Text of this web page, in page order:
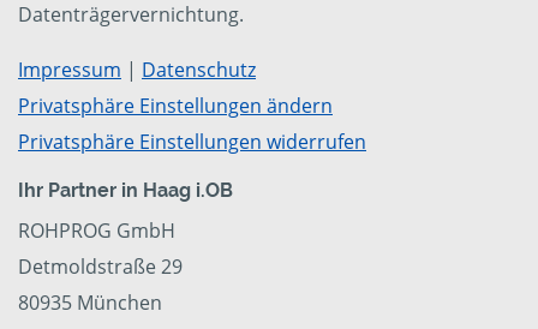
Datenträgervernichtung.
Impressum | Datenschutz
Privatsphäre Einstellungen ändern
Privatsphäre Einstellungen widerrufen
Ihr Partner in Haag i.OB
ROHPROG GmbH
Detmoldstraße 29
80935 München